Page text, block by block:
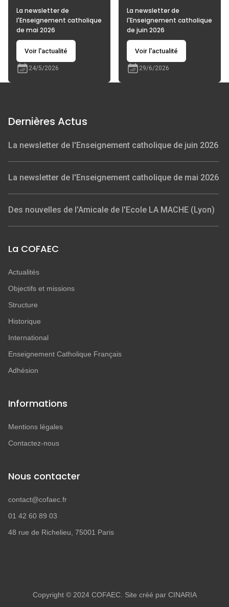
La newsletter de
l'Enseignement catholique
de mai 2026
Voir l'actualité
24/5/2026
La newsletter de
l'Enseignement catholique
de juin 2026
Voir l'actualité
29/6/2026
Dernières Actus
La newsletter de l'Enseignement catholique de juin 2026
La newsletter de l'Enseignement catholique de mai 2026
Des nouvelles de l'Amicale de l'Ecole LA MACHE (Lyon)
La COFAEC
Actualités
Objectifs et missions
Structure
Historique
International
Enseignement Catholique Français
Adhésion
Informations
Mentions légales
Contactez-nous
Nous contacter
contact@cofaec.fr
01 42 60 89 03
48 rue de Richelieu, 75001 Paris
Copyright © 2024 COFAEC. Site créé par CINARIA